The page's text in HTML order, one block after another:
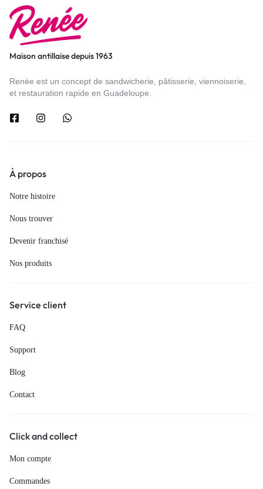
Maison antillaise depuis 1963
Renée est un concept de sandwicherie, pâtisserie, viennoiserie,
et restauration rapide en Guadeloupe.
À propos
Notre histoire
Nous trouver
Devenir franchisé
Nos produits
Service client
FAQ
Support
Blog
Contact
Click and collect
Mon compte
Commandes